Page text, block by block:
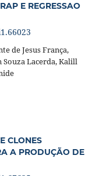
E REGRESSAO
de Jesus França,
Souza Lacerda, Kalill
CLONES
A PRODUÇÃO DE